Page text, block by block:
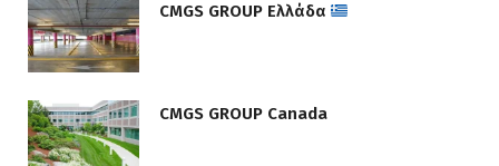
CMGS GROUP Ελλάδα
CMGS GROUP Canada